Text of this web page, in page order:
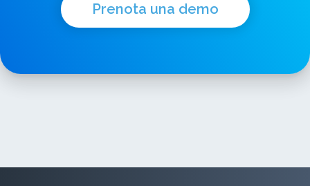
Prenota una demo